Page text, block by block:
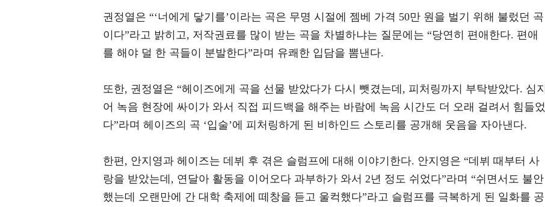
권정열은 “‘너에게 닿기를’이라는 곡은 무명 시절에 젬베 가격 50만 원을 벌기 위해 불렀던 곡
이다”라고 밝히고, 저작권료를 많이 받는 곡을 차별하냐는 질문에는 “당연히 편애한다. 편애
를 해야 덜 한 곡들이 분발한다”라며 유쾌한 입담을 뽐낸다.
또한, 권정열은 “헤이즈에게 곡을 선물 받았다가 다시 뺏겼는데, 피처링까지 부탁받았다. 심지
어 녹음 현장에 싸이가 와서 직접 피드백을 해주는 바람에 녹음 시간도 더 오래 걸려서 힘들었
다”라며 헤이즈의 곡 ‘입술’에 피처링하게 된 비하인드 스토리를 공개해 웃음을 자아낸다.
한편, 안지영과 헤이즈는 데뷔 후 겪은 슬럼프에 대해 이야기한다. 안지영은 “데뷔 때부터 사
랑을 받았는데, 연달아 활동을 이어오다 과부하가 와서 2년 정도 쉬었다”라며 “쉬면서도 불안
했는데 오랜만에 간 대학 축제에 떼창을 듣고 울컥했다”라고 슬럼프를 극복하게 된 일화를 공